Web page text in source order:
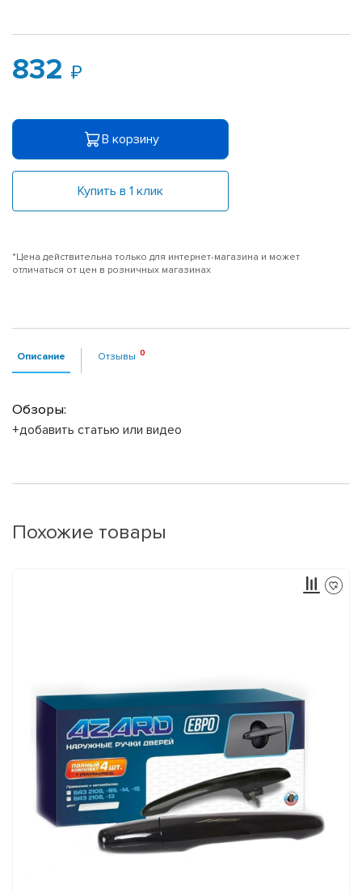
832
В корзину
Купить в 1 клик
*Цена действительна только для интернет-магазина и может
отличаться от цен в розничных магазинах
Описание Отзывы
Обзоры:
+добавить статью или видео
Похожие товары